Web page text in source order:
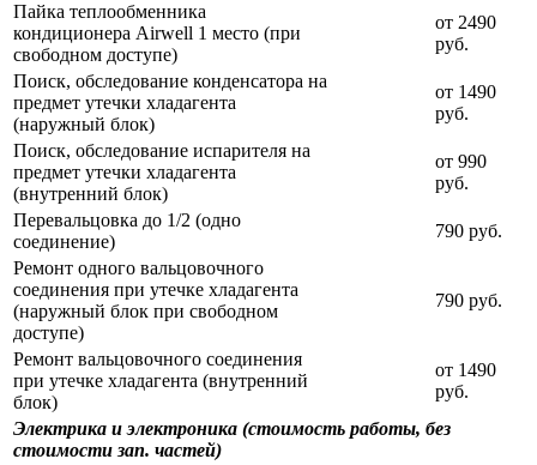
Пайка теплообменника
кондиционера Airwell 1 место (при
свободном доступе)
от 2490
руб.
Поиск, обследование конденсатора на
предмет утечки хладагента
(наружный блок)
от 1490
руб.
Поиск, обследование испарителя на
предмет утечки хладагента
(внутренний блок)
от 990
руб.
Перевальцовка до 1/2 (одно
соединение)
790 руб.
Ремонт одного вальцовочного
соединения при утечке хладагента
(наружный блок при свободном
доступе)
790 руб.
Ремонт вальцовочного соединения
при утечке хладагента (внутренний
блок)
от 1490
руб.
Электрика и электроника (стоимость работы, без
стоимости зап. частей)